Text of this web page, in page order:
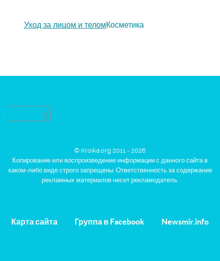
Уход за лицом и теломКосметика
© Kroika.org 2011 - 2026
Копирование или воспроизведение информации с данного сайта в
каком-либо виде строго запрещены. Ответственность за содержание
рекламных материалов несет рекламодатель.
Карта сайта Группа в Facebook Newsmir.info